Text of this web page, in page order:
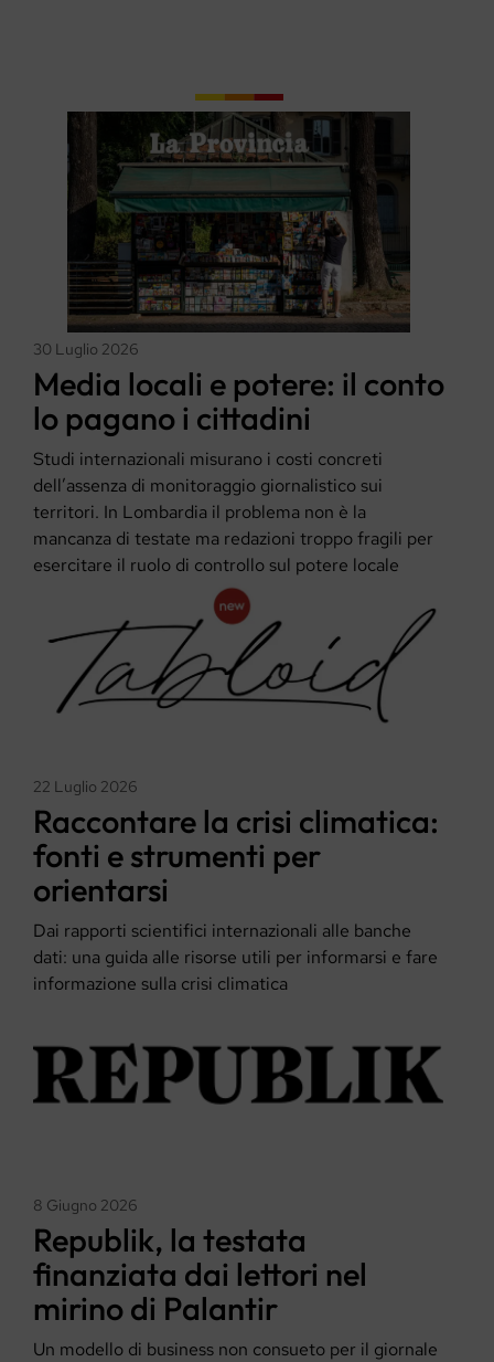
30 Luglio 2026
Media locali e potere: il conto
lo pagano i cittadini
Studi internazionali misurano i costi concreti
dell’assenza di monitoraggio giornalistico sui
territori. In Lombardia il problema non è la
mancanza di testate ma redazioni troppo fragili per
esercitare il ruolo di controllo sul potere locale
22 Luglio 2026
Raccontare la crisi climatica:
fonti e strumenti per
orientarsi
Dai rapporti scientifici internazionali alle banche
dati: una guida alle risorse utili per informarsi e fare
informazione sulla crisi climatica
8 Giugno 2026
Republik, la testata
finanziata dai lettori nel
mirino di Palantir
Un modello di business non consueto per il giornale